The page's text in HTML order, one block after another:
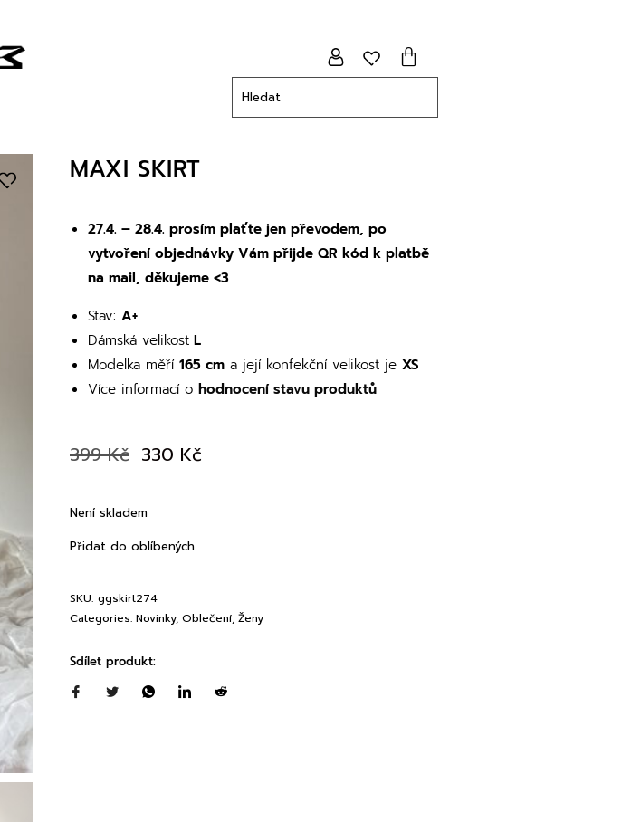
MAXI SKIRT
27.4. – 28.4. prosím plaťte jen převodem, po
vytvoření objednávky Vám přijde QR kód k platbě
na mail, děkujeme <3
Stav: A+
Dámská velikost L
Modelka měří 165 cm a její konfekční velikost je XS
Více informací o hodnocení stavu produktů
399Kč 330 Kč
Není skladem
Přidat do oblíbených
SKU: ggskirt274
Categories: Novinky, Oblečení, Ženy
Sdílet produkt: